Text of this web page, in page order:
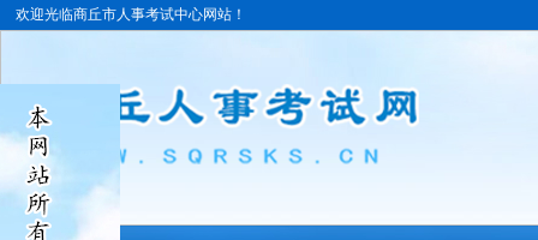
欢迎光临商丘市人事考试中心网站！